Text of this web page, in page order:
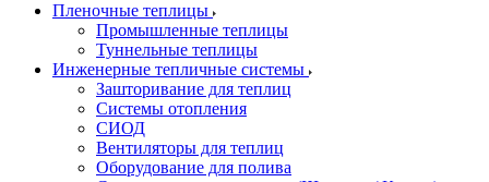
Пленочные теплицы
Промышленные теплицы
Туннельные теплицы
Инженерные тепличные системы
Зашторивание для теплиц
Системы отопления
СИОД
Вентиляторы для теплиц
Оборудование для полива